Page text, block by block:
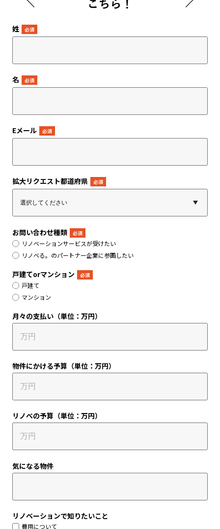
姓
名
Eメール
拡大リクエスト都道府県
お問い合わせ種類
リノベーションサービスが受けたい
リノベる。のパートナー企業に参画したい
戸建てorマンション
戸建て
マンション
月々の支払い（単位：万円）
物件にかける予算（単位：万円）
リノべの予算（単位：万円）
気になる物件
リノベーションで知りたいこと
費用について